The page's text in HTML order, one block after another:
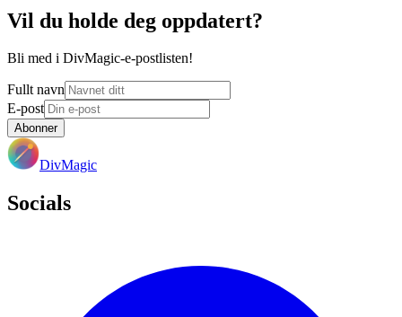
Vil du holde deg oppdatert?
Bli med i DivMagic-e-postlisten!
Fullt navn
E-post
Abonner
DivMagic
Socials